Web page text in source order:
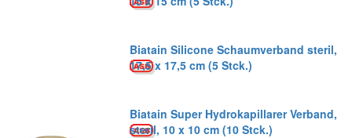
Biatain Silicone Schaumverband steril,
17,5 x 17,5 cm (5 Stck.)
Biatain Super Hydrokapillarer Verband,
steril, 10 x 10 cm (10 Stck.)